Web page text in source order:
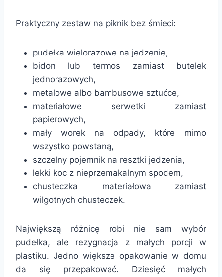
Praktyczny zestaw na piknik bez śmieci:
pudełka wielorazowe na jedzenie,
bidon lub termos zamiast butelek
jednorazowych,
metalowe albo bambusowe sztućce,
materiałowe serwetki zamiast
papierowych,
mały worek na odpady, które mimo
wszystko powstaną,
szczelny pojemnik na resztki jedzenia,
lekki koc z nieprzemakalnym spodem,
chusteczka materiałowa zamiast
wilgotnych chusteczek.
Największą różnicę robi nie sam wybór
pudełka, ale rezygnacja z małych porcji w
plastiku. Jedno większe opakowanie w domu
da się przepakować. Dziesięć małych